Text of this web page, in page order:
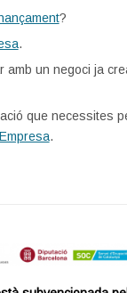
?
.
amb un negoci ja
que necessites
.